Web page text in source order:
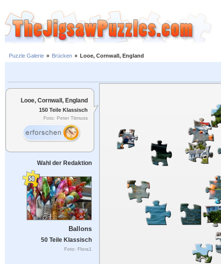
Puzzle Galerie » Brücken » Looe, Cornwall, England
Looe, Cornwall, England
150 Teile Klassisch
Foto: Peter Titmuss
Wahl der Redaktion
Ballons
50 Teile Klassisch
Foto: Flora1